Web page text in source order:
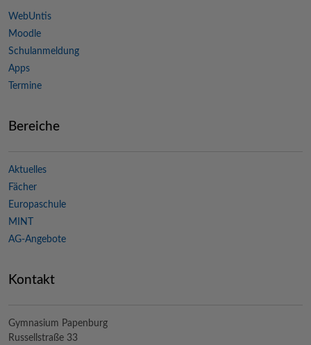
WebUntis
Moodle
Schulanmeldung
Apps
Termine
Bereiche
Aktuelles
Fächer
Europaschule
MINT
AG-Angebote
Kontakt
Gymnasium Papenburg
Russellstraße 33